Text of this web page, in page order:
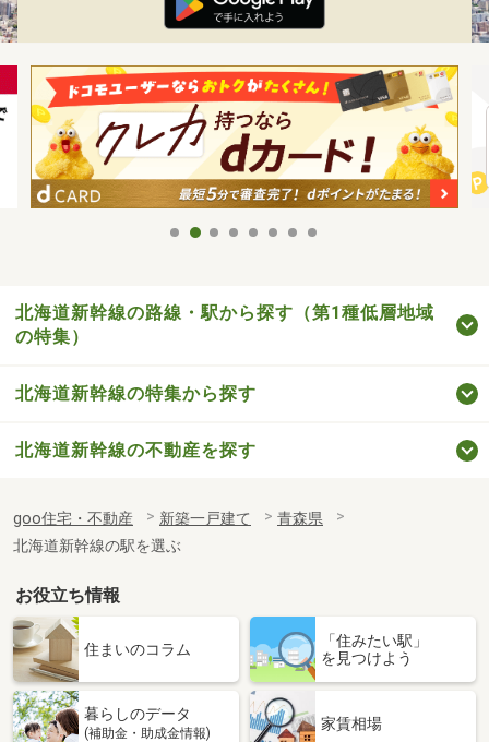
北海道新幹線の路線・駅から探す（第1種低層地域
の特集）
北海道新幹線の特集から探す
北海道新幹線の不動産を探す
goo住宅・不動産 新築一戸建て
青森県
北海道新幹線の駅を選ぶ
お役立ち情報
住まいのコラム
「住みたい駅」
を見つけよう
暮らしのデータ
(補助金・助成金情報)
家賃相場